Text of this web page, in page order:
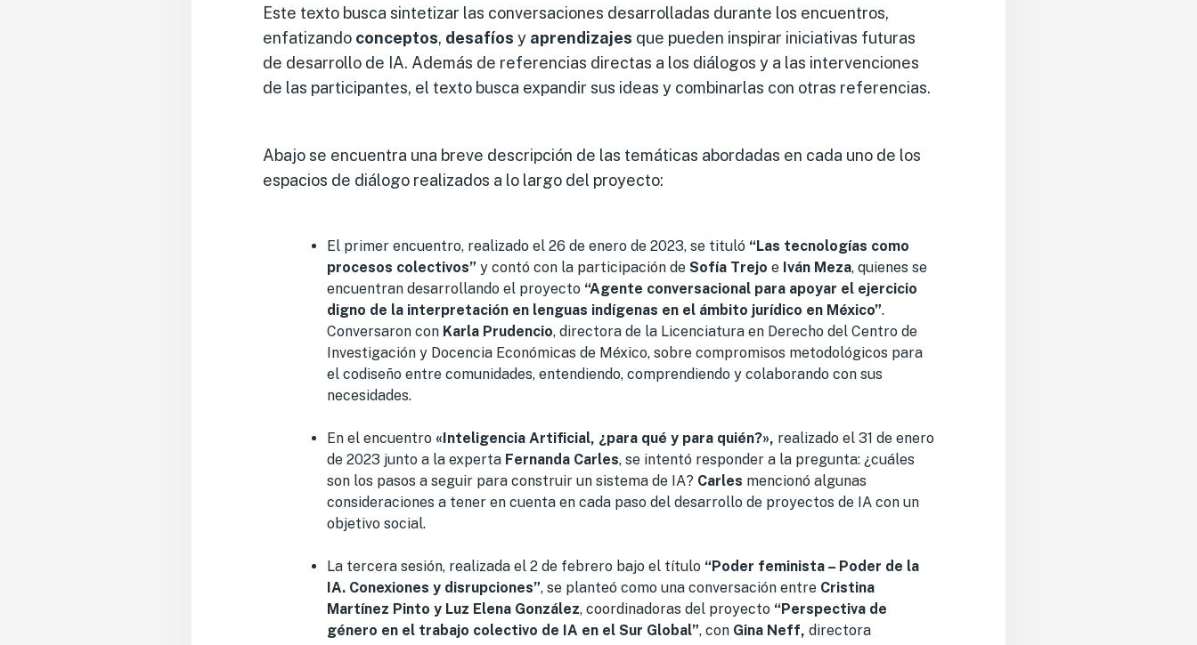
Este texto busca sintetizar las conversaciones desarrolladas durante los encuentros,
enfatizando conceptos, desafíos y aprendizajes que pueden inspirar iniciativas futuras
de desarrollo de IA. Además de referencias directas a los diálogos y a las intervenciones
de las participantes, el texto busca expandir sus ideas y combinarlas con otras referencias.
Abajo se encuentra una breve descripción de las temáticas abordadas en cada uno de los
espacios de diálogo realizados a lo largo del proyecto:
El primer encuentro, realizado el 26 de enero de 2023, se tituló “Las tecnologías como
procesos colectivos” y contó con la participación de Sofía Trejo e Iván Meza, quienes se
encuentran desarrollando el proyecto “Agente conversacional para apoyar el ejercicio
digno de la interpretación en lenguas indígenas en el ámbito jurídico en México”.
Conversaron con Karla Prudencio, directora de la Licenciatura en Derecho del Centro de
Investigación y Docencia Económicas de México, sobre compromisos metodológicos para
el codiseño entre comunidades, entendiendo, comprendiendo y colaborando con sus
necesidades.
En el encuentro «Inteligencia Artificial, ¿para qué y para quién?», realizado el 31 de enero
de 2023 junto a la experta Fernanda Carles, se intentó responder a la pregunta: ¿cuáles
son los pasos a seguir para construir un sistema de IA? Carles mencionó algunas
consideraciones a tener en cuenta en cada paso del desarrollo de proyectos de IA con un
objetivo social.
La tercera sesión, realizada el 2 de febrero bajo el título “Poder feminista – Poder de la
IA. Conexiones y disrupciones”, se planteó como una conversación entre Cristina
Martínez Pinto y Luz Elena González, coordinadoras del proyecto “Perspectiva de
género en el trabajo colectivo de IA en el Sur Global”, con Gina Neff, directora